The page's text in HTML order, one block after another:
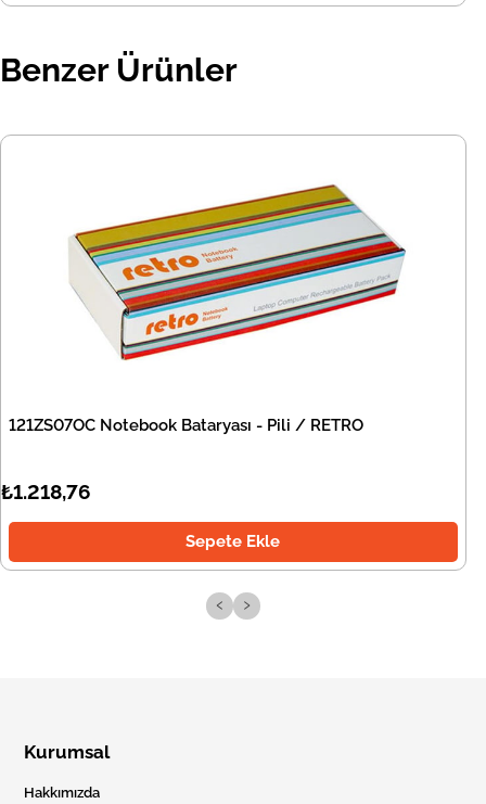
Benzer Ürünler
121ZS07OC Notebook Bataryası - Pili / RETRO
₺1.218,76
Sepete Ekle
‹ ›
Kurumsal
Hakkımızda